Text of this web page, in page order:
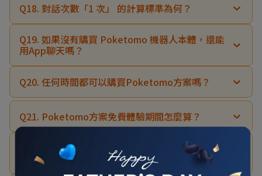
Q18. 對話次數「1 次」 的計算標準為何？
Q19. 如果沒有購買 Poketomo 機器人本體，還能
用App聊天嗎？
Q20. 任何時間都可以購買Poketomo方案嗎？
Q21. Poketomo方案免費體驗期間怎麼算？
Q22. 在夏普商城購買Poketomo方案，何時會進行
扣款？